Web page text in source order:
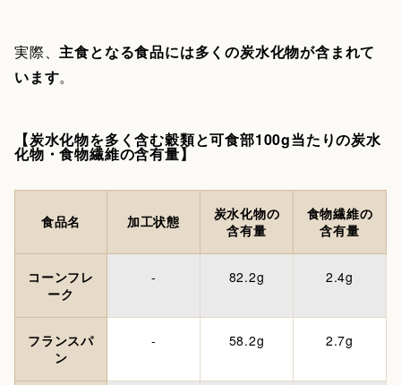
実際、主食となる食品には多くの炭水化物が含まれて
います。
【炭水化物を多く含む穀類と可食部100g当たりの炭水
化物・食物繊維の含有量】
食品名 加工状態
炭水化物の
含有量
食物繊維の
含有量
コーンフレ
ーク
- 82.2g 2.4g
フランスパ
ン
- 58.2g 2.7g